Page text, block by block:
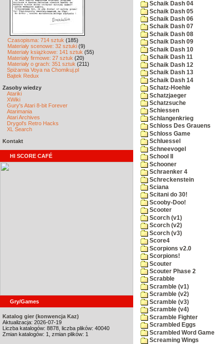
Czasopisma: 714 sztuk (185)
Materiały scenowe: 32 sztuki (9)
Materiały książkowe: 141 sztuk (55)
Materiały firmowe: 27 sztuk (20)
Materiały o grach: 351 sztuk (211)
Spiżarnia Voya na Chomikuj.pl
Bajtek Redux
Zasoby wiedzy
Atariki
XWiki
Gury's Atari 8-bit Forever
Atarimania
Atari Archives
Drygol's Retro Hacks
XL Search
Kontakt
HI SCORE CAFÉ
Gry/Games
Katalog gier (konwencja Kaz)
Aktualizacja: 2026-07-19
Liczba katalogów: 8878, liczba plików: 40040
Zmian katalogów: 1, zmian plików: 1
Schaik Dash 04
Schaik Dash 05
Schaik Dash 06
Schaik Dash 07
Schaik Dash 08
Schaik Dash 09
Schaik Dash 10
Schaik Dash 11
Schaik Dash 12
Schaik Dash 13
Schaik Dash 14
Schatz-Hoehle
Schatzjaeger
Schatzsuche
Schiessen
Schlangenkrieg
Schloss Des Grauens
Schloss Game
Schluessel
Schneevogel
School II
Schooner
Schraenker 4
Schreckenstein
Sciana
Scitani do 30!
Scooby-Doo!
Scooter
Scorch (v1)
Scorch (v2)
Scorch (v3)
Score4
Scorpions v2.0
Scorpions!
Scouter
Scouter Phase 2
Scrabble
Scramble (v1)
Scramble (v2)
Scramble (v3)
Scramble (v4)
Scramble Fighter
Scrambled Eggs
Scrambled Word Game
Screaming Wings